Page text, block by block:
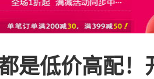
是低价高配！